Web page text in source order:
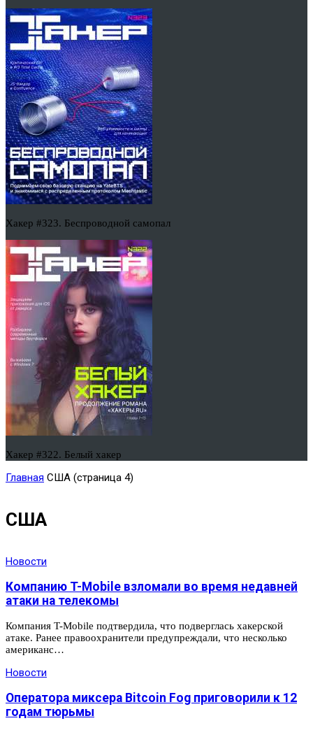
Хакер #323. Беспроводной самопал
Хакер #322. Белый хакер
Главная США (страница 4)
США
Новости
Компанию T-Mobile взломали во время недавней
атаки на телекомы
Компания T-Mobile подтвердила, что подверглась хакерской
атаке. Ранее правоохранители предупреждали, что несколько
американс…
Новости
Оператора миксера Bitcoin Fog приговорили к 12
годам тюрьмы